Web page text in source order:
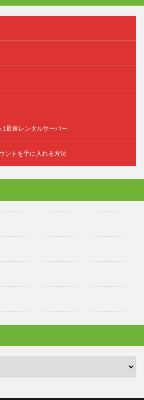
最速レンタルサーバー
ントを手に入れる方法